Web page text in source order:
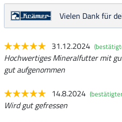
Vielen Dank für
31.12.2024
Hochwertiges Mineralfutter mit
gut aufgenommen
14.8.2024
Wird gut gefressen